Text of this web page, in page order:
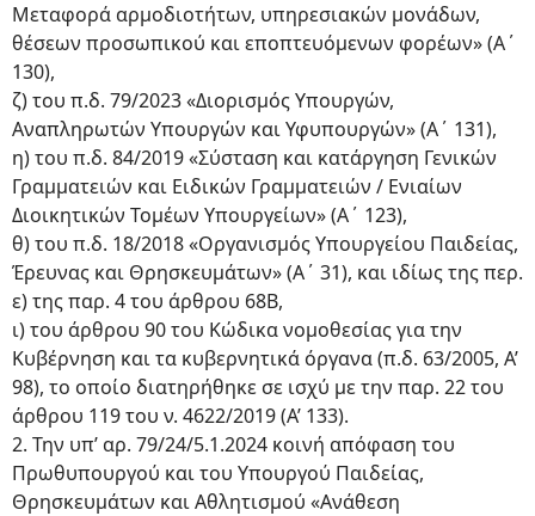
Μεταφορά αρμοδιοτήτων, υπηρεσιακών μονάδων,
θέσεων προσωπικού και εποπτευόμενων φορέων» (Α΄
130),
ζ) του π.δ. 79/2023 «Διορισμός Υπουργών,
Αναπληρωτών Υπουργών και Υφυπουργών» (Α΄ 131),
η) του π.δ. 84/2019 «Σύσταση και κατάργηση Γενικών
Γραμματειών και Ειδικών Γραμματειών / Ενιαίων
Διοικητικών Τομέων Υπουργείων» (Α΄ 123),
θ) του π.δ. 18/2018 «Οργανισμός Υπουργείου Παιδείας,
Έρευνας και Θρησκευμάτων» (Α΄ 31), και ιδίως της περ.
ε) της παρ. 4 του άρθρου 68Β,
ι) του άρθρου 90 του Κώδικα νομοθεσίας για την
Κυβέρνηση και τα κυβερνητικά όργανα (π.δ. 63/2005, Α’
98), το οποίο διατηρήθηκε σε ισχύ με την παρ. 22 του
άρθρου 119 του ν. 4622/2019 (Α’ 133).
2. Την υπ’ αρ. 79/24/5.1.2024 κοινή απόφαση του
Πρωθυπουργού και του Υπουργού Παιδείας,
Θρησκευμάτων και Αθλητισμού «Ανάθεση